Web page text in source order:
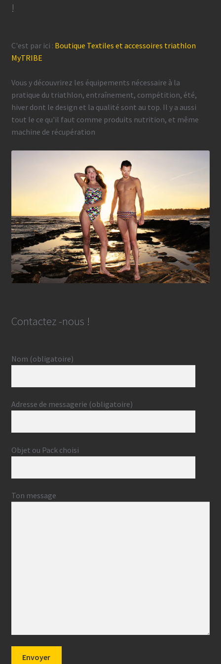
!
C'est par ici : Boutique Textiles et accessoires triathlon
MyTRIBE
Vous y découvrirez les équipements nécessaire à la
pratique du triathlon, entraînement, compétition, été,
hiver dont le design et la qualité sont au top. Il y a aussi
tout le ce qu'il faut comme produits nutrition, et même
machine de récupération
Contactez -nous !
Nom (obligatoire)
Adresse de messagerie (obligatoire)
Objet ou Pack choisi
Ton message